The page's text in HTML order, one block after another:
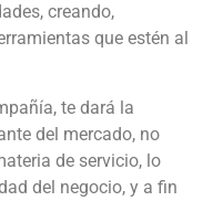
creando,
que estén al
te dará la
del mercado, no
de servicio, lo
del negocio, y a fin